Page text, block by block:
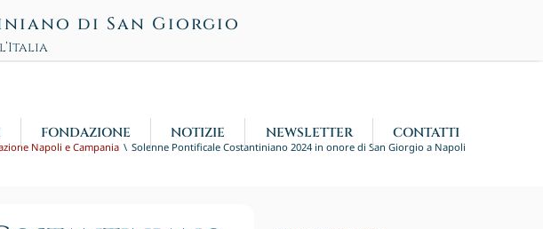
di San Giorgio
l’Italia
FONDAZIONE NOTIZIE NEWSLETTER CONTATTI
Napoli e Campania Solenne Pontificale Costantiniano 2024 in onore di San Giorgio a Napoli